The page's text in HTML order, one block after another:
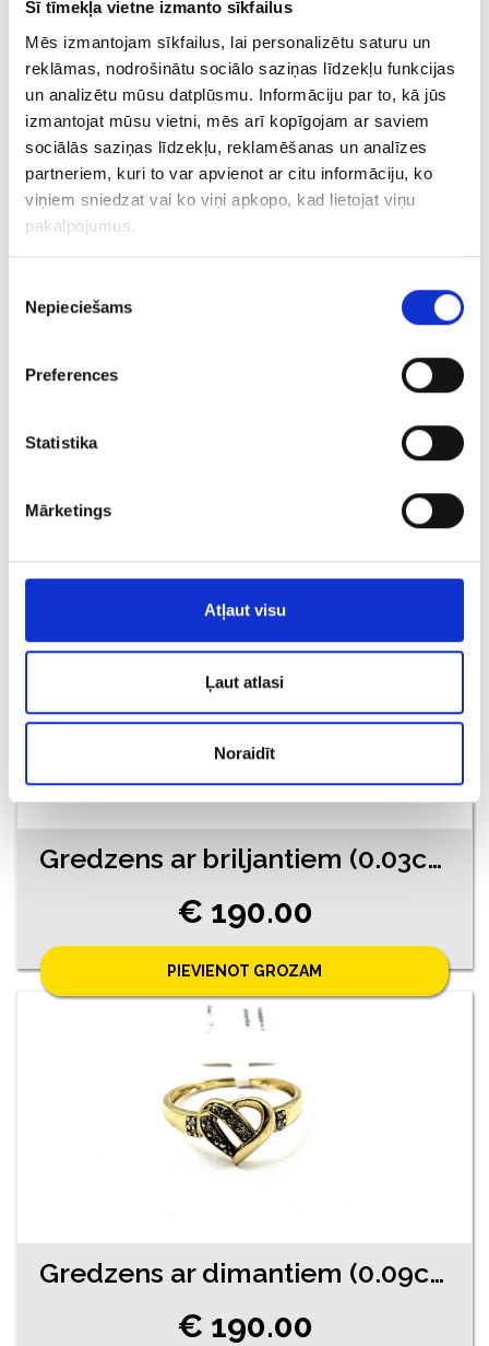
Šī tīmekļa vietne izmanto sīkfailus
Mēs izmantojam sīkfailus, lai personalizētu saturu un
reklāmas, nodrošinātu sociālo saziņas līdzekļu funkcijas
un analizētu mūsu datplūsmu. Informāciju par to, kā jūs
izmantojat mūsu vietni, mēs arī kopīgojam ar saviem
sociālās saziņas līdzekļu, reklamēšanas un analīzes
partneriem, kuri to var apvienot ar citu informāciju, ko
viņiem sniedzat vai ko viņi apkopo, kad lietojat viņu
pakalpojumus.
izvēle
Nepieciešams
Preferences
Statistika
Mārketings
Atļaut visu
Ļaut atlasi
Noraidīt
€ 140.00
PIEVIENOT GROZAM
Gredzens ar briljantiem (0.03ct), smaragdu (0.05ct) 710-1261
€ 190.00
PIEVIENOT GROZAM
Gredzens ar dimantiem (0.09ct) 2740-4561
€ 190.00